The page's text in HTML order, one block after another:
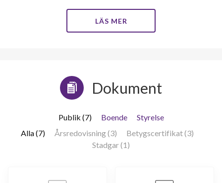
LÄS MER
Dokument
Publik (7) Boende
Styrelse
Alla (7)
Årsredovisning (3)
Betygscertifikat (3)
Stadgar (1)